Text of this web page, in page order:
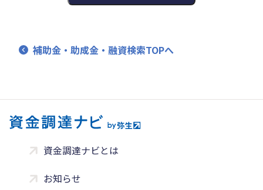
補助金・助成金・融資検索TOPへ
資金調達ナビとは
お知らせ